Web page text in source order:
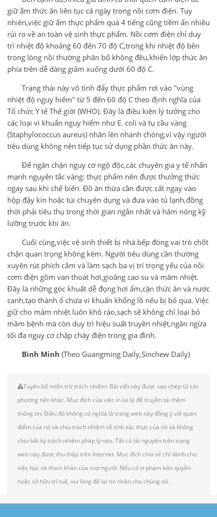
giữ ấm thức ăn liên tục cả ngày trong nồi cơm điện. Tuy
nhiên,việc giữ ấm thực phẩm quá 4 tiếng cũng tiềm ẩn nhiều
rủi ro về an toàn vệ sinh thực phẩm. Nồi cơm điện chỉ duy
trì nhiệt độ khoảng 60 đến 70 độ C,trong khi nhiệt độ bên
trong lòng nồi thường phân bổ không đều,khiến lớp thức ăn
phía trên dễ dàng giảm xuống dưới 60 độ C.
Trạng thái này vô tình đẩy thực phẩm rơi vào "vùng
nhiệt độ nguy hiểm" từ 5 đến 60 độ C theo định nghĩa của
Tổ chức Y tế Thế giới (WHO). Đây là điều kiện lý tưởng cho
các loại vi khuẩn nguy hiểm như E. coli và tụ cầu vàng
(Staphylococcus aureus) nhân lên nhanh chóng,vì vậy người
tiêu dùng không nên tiếp tục sử dụng phần thức ăn này.
Để ngăn chặn nguy cơ ngộ độc,các chuyên gia y tế nhấn
mạnh nguyên tắc vàng: thực phẩm nên được thưởng thức
ngay sau khi chế biến. Đồ ăn thừa cần được cất ngay vào
hộp đậy kín hoặc túi chuyên dụng và đưa vào tủ lạnh,đồng
thời phải tiêu thụ trong thời gian ngắn nhất và hâm nóng kỹ
lưỡng trước khi ăn.
Cuối cùng,việc vệ sinh thiết bị nhà bếp đóng vai trò chốt
chặn quan trọng không kém. Người tiêu dùng cần thường
xuyên rút phích cắm và làm sạch ba vị trí trọng yếu của nồi
cơm điện gồm van thoát hơi,gioăng cao su và mâm nhiệt.
Đây là những góc khuất dễ đọng hơi ẩm,cặn thức ăn và nước
canh,tạo thành ổ chứa vi khuẩn khổng lồ nếu bị bỏ qua. Việc
giữ cho mâm nhiệt luôn khô ráo,sạch sẽ không chỉ loại bỏ
mầm bệnh mà còn duy trì hiệu suất truyền nhiệt,ngăn ngừa
tối đa nguy cơ chập cháy điện trong gia đình.
Bình Minh (Theo Guangming Daily,Sinchew Daily)
Tuyên bố miễn trừ trách nhiệm: Bài viết này được sao chép từ các
phương tiện khác. Mục đích của việc in lại là để truyền tải thêm
thông tin. Điều đó không có nghĩa là trang web này đồng ý với quan
điểm của nó và chịu trách nhiệm về tính xác thực của nó và không
chịu bất kỳ trách nhiệm pháp lý nào. Tất cả tài nguyên trên trang
web này được thu thập trên Internet. Mục đích chia sẻ chỉ dành cho
việc học và tham khảo của mọi người. Nếu có vi phạm bản quyền
hoặc sở hữu trí tuệ, vui lòng để lại tin nhắn cho chúng tôi.